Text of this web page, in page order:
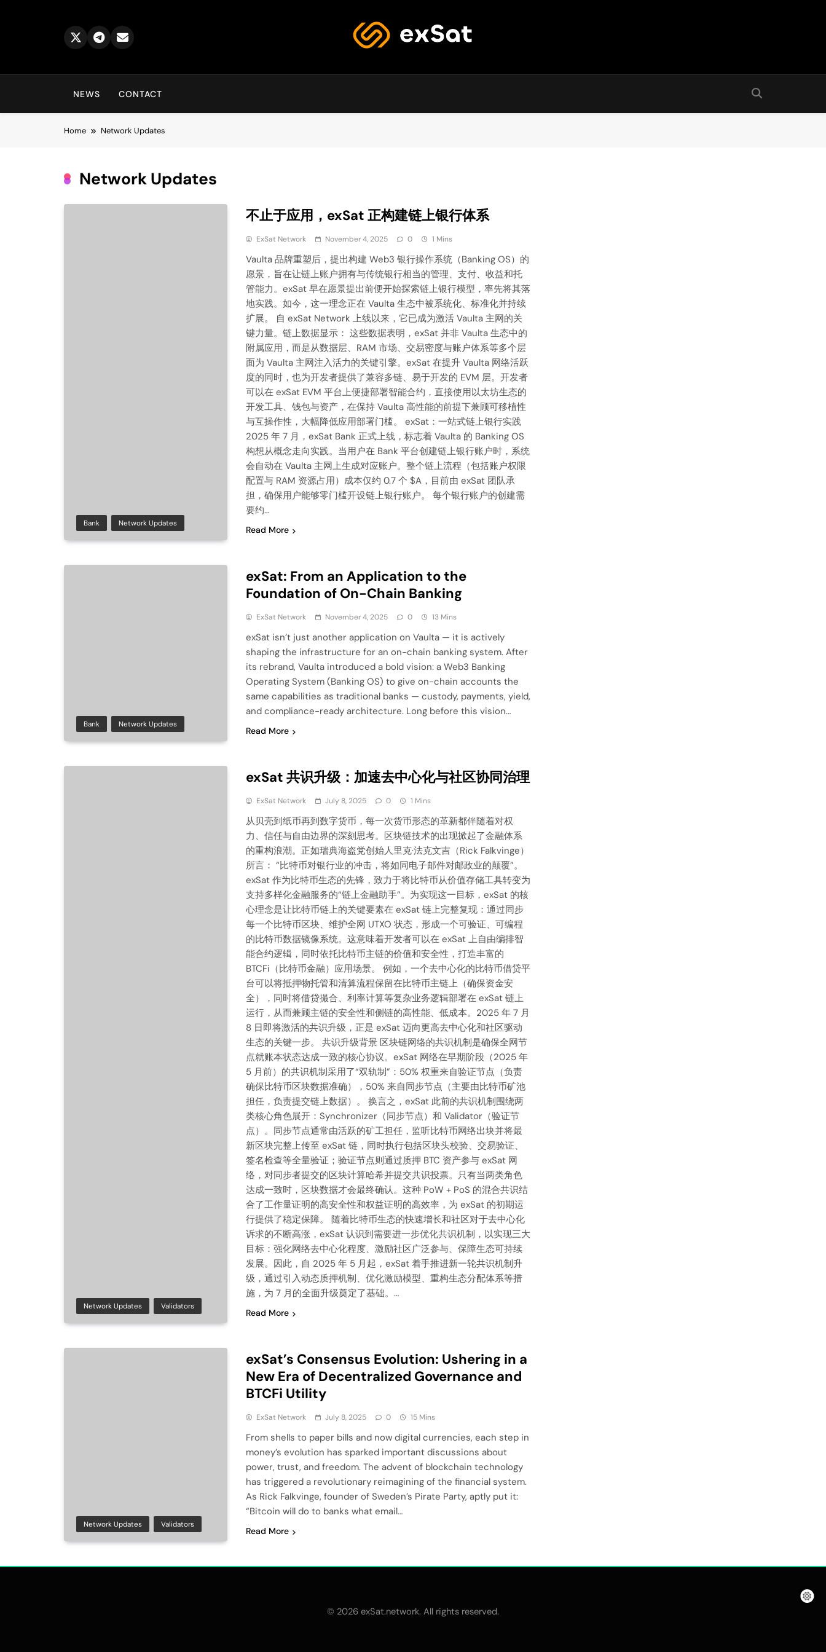
exSat's blog
NEWS CONTACT
Home Network Updates
Network Updates
Bank Network Updates
不止于应用，exSat 正构建链上银行体系
ExSat Network November 4, 2025 0 1 Mins
Vaulta 品牌重塑后，提出构建 Web3 银行操作系统（Banking OS）的
愿景，旨在让链上账户拥有与传统银行相当的管理、支付、收益和托
管能力。exSat 早在愿景提出前便开始探索链上银行模型，率先将其落
地实践。如今，这一理念正在 Vaulta 生态中被系统化、标准化并持续
扩展。 自 exSat Network 上线以来，它已成为激活 Vaulta 主网的关
键力量。链上数据显示： 这些数据表明，exSat 并非 Vaulta 生态中的
附属应用，而是从数据层、RAM 市场、交易密度与账户体系等多个层
面为 Vaulta 主网注入活力的关键引擎。exSat 在提升 Vaulta 网络活跃
度的同时，也为开发者提供了兼容多链、易于开发的 EVM 层。开发者
可以在 exSat EVM 平台上便捷部署智能合约，直接使用以太坊生态的
开发工具、钱包与资产，在保持 Vaulta 高性能的前提下兼顾可移植性
与互操作性，大幅降低应用部署门槛。 exSat：一站式链上银行实践
2025 年 7 月，exSat Bank 正式上线，标志着 Vaulta 的 Banking OS
构想从概念走向实践。当用户在 Bank 平台创建链上银行账户时，系统
会自动在 Vaulta 主网上生成对应账户。整个链上流程（包括账户权限
配置与 RAM 资源占用）成本仅约 0.7 个 $A，目前由 exSat 团队承
担，确保用户能够零门槛开设链上银行账户。 每个银行账户的创建需
要约…
Read More
Bank Network Updates
exSat: From an Application to the
Foundation of On-Chain Banking
ExSat Network November 4, 2025 0 13 Mins
exSat isn’t just another application on Vaulta — it is actively
shaping the infrastructure for an on-chain banking system. After
its rebrand, Vaulta introduced a bold vision: a Web3 Banking
Operating System (Banking OS) to give on-chain accounts the
same capabilities as traditional banks — custody, payments, yield,
and compliance-ready architecture. Long before this vision…
Read More
Network Updates Validators
exSat 共识升级：加速去中心化与社区协同治理
ExSat Network July 8, 2025 0 1 Mins
从贝壳到纸币再到数字货币，每一次货币形态的革新都伴随着对权
力、信任与自由边界的深刻思考。区块链技术的出现掀起了金融体系
的重构浪潮。正如瑞典海盗党创始人里克·法克文吉（Rick Falkvinge）
所言： “比特币对银行业的冲击，将如同电子邮件对邮政业的颠覆”。
exSat 作为比特币生态的先锋，致力于将比特币从价值存储工具转变为
支持多样化金融服务的“链上金融助手”。为实现这一目标，exSat 的核
心理念是让比特币链上的关键要素在 exSat 链上完整复现：通过同步
每一个比特币区块、维护全网 UTXO 状态，形成一个可验证、可编程
的比特币数据镜像系统。这意味着开发者可以在 exSat 上自由编排智
能合约逻辑，同时依托比特币主链的价值和安全性，打造丰富的
BTCFi（比特币金融）应用场景。 例如，一个去中心化的比特币借贷平
台可以将抵押物托管和清算流程保留在比特币主链上（确保资金安
全），同时将借贷撮合、利率计算等复杂业务逻辑部署在 exSat 链上
运行，从而兼顾主链的安全性和侧链的高性能、低成本。2025 年 7 月
8 日即将激活的共识升级，正是 exSat 迈向更高去中心化和社区驱动
生态的关键一步。 共识升级背景 区块链网络的共识机制是确保全网节
点就账本状态达成一致的核心协议。exSat 网络在早期阶段（2025 年
5 月前）的共识机制采用了“双轨制”：50% 权重来自验证节点（负责
确保比特币区块数据准确），50% 来自同步节点（主要由比特币矿池
担任，负责提交链上数据）。 换言之，exSat 此前的共识机制围绕两
类核心角色展开：Synchronizer（同步节点）和 Validator（验证节
点）。同步节点通常由活跃的矿工担任，监听比特币网络出块并将最
新区块完整上传至 exSat 链，同时执行包括区块头校验、交易验证、
签名检查等全量验证；验证节点则通过质押 BTC 资产参与 exSat 网
络，对同步者提交的区块计算哈希并提交共识投票。只有当两类角色
达成一致时，区块数据才会最终确认。这种 PoW + PoS 的混合共识结
合了工作量证明的高安全性和权益证明的高效率，为 exSat 的初期运
行提供了稳定保障。 随着比特币生态的快速增长和社区对于去中心化
诉求的不断高涨，exSat 认识到需要进一步优化共识机制，以实现三大
目标：强化网络去中心化程度、激励社区广泛参与、保障生态可持续
发展。因此，自 2025 年 5 月起，exSat 着手推进新一轮共识机制升
级，通过引入动态质押机制、优化激励模型、重构生态分配体系等措
施，为 7 月的全面升级奠定了基础。…
Read More
Network Updates Validators
exSat’s Consensus Evolution: Ushering in a
New Era of Decentralized Governance and
BTCFi Utility
ExSat Network July 8, 2025 0 15 Mins
From shells to paper bills and now digital currencies, each step in
money’s evolution has sparked important discussions about
power, trust, and freedom. The advent of blockchain technology
has triggered a revolutionary reimagining of the financial system.
As Rick Falkvinge, founder of Sweden’s Pirate Party, aptly put it:
“Bitcoin will do to banks what email…
Read More
© 2026 exSat.network. All rights reserved.